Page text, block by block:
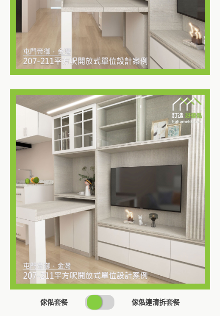
傢俬套餐
SWITCH
PRICING
傢俬連清拆套餐